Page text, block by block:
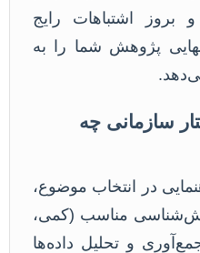
اشتباهات رایج
پژوهش شما را به
سازمانی چه
در انتخاب موضوع،
مناسب (کمی،
و تحلیل داده‌ها